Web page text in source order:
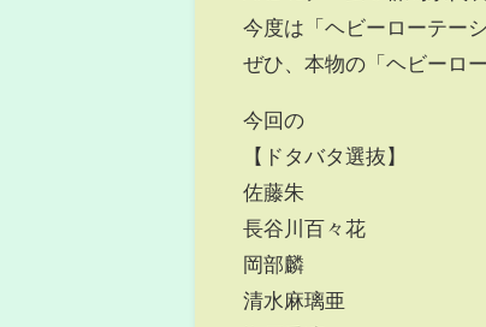
今度は「ヘビーローテー
ぜひ、本物の「ヘビーロ
今回の
【ドタバタ選抜】
佐藤朱
長谷川百々花
岡部麟
清水麻璃亜